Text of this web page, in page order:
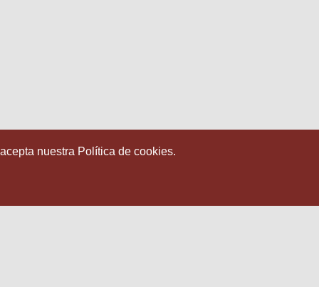
nuestra Política de cookies.